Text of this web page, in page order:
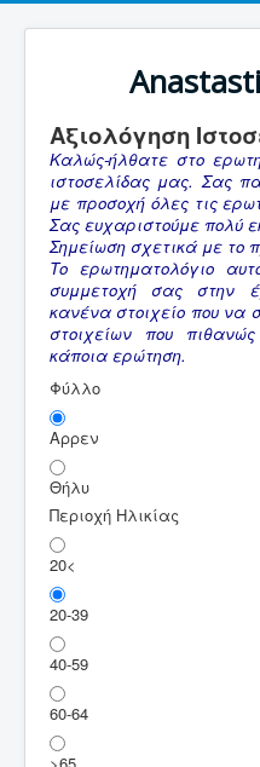
Αξιολόγηση
Καλώς-ήλθατε στο
ιστοσελίδας μας. Σας
με προσοχή όλες τις
Σας ευχαριστούμε πολύ
Σημείωση σχετικά με το
Το ερωτηματολόγιο
συμμετοχή σας στην
κανένα στοιχείο που να
στοιχείων που
κάποια ερώτηση.
Φύλλο
Αρρεν
Θήλυ
Περιοχή Ηλικίας
20<
20-39
40-59
60-64